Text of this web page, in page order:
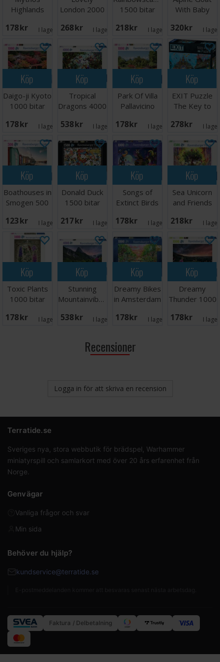
Highlands
Pussel
178 SEK I lager: 1
London 2000
268 SEK I lager: 2
1500 bitar
218 SEK I lager: 1
With Baby
320 SEK I
Köp
Daigo-ji Kyoto
1000 bitar
178 SEK I lager: 2
Köp
Tropical
Dragons 4000
538 SEK I lager:
Köp
Park Of Villa
Pallavicino
178 SEK I lager: 1
Köp
EXIT Puzzle
The Key to
278 SEK I
Köp
Boathouses in
Smogen 500
123 SEK I lager: 2
Köp
Donald Duck
1500 bitar
217 SEK I lager:
Köp
Songs of
Extinct Birds
178 SEK I lager: 2
Köp
Sea Unicorn
and Friends
218 SEK I
Köp
Toxic Plants
1000 bitar
178 SEK I lager: 2
Köp
Stunning
Mountainvibes
538 SEK I lager:
Köp
Dreamy Bikes
in Amsterdam
178 SEK I lager:
Köp
Dreamy
Thunder 1000
178 SEK I
Recensioner
Logga in för att skriva en recension
Terratide.se
Sveriges nya, stora webbutik för brädspel, Warhammer
miniatyrspill och samlarkort med över 20 års erfarenhet från
Norge.
Genvägar
Vanliga frågor och svar
Min sida
Behöver du hjälp?
kundservice@terratide.se
Faktura / Delbetalning